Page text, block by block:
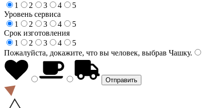
1
2 3 4
5
Уровень сервиса
1
2 3 4
5
Срок изготовления
1
2 3 4
5
Пожалуйста, докажите, что вы человек, выбрав Чашку.